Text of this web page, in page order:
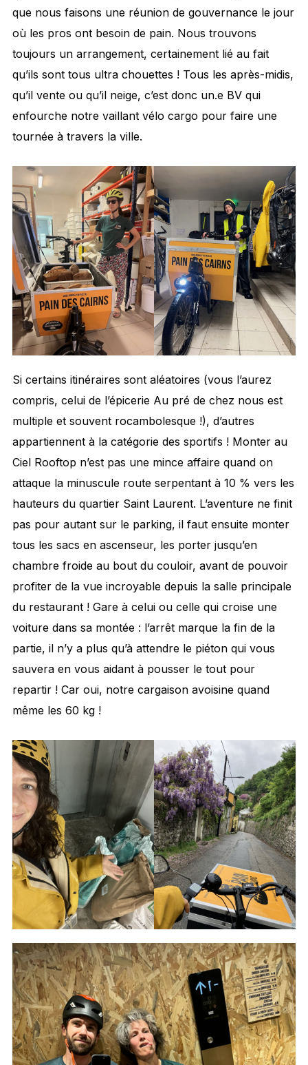
que nous faisons une réunion de gouvernance le jour
où les pros ont besoin de pain. Nous trouvons
toujours un arrangement, certainement lié au fait
qu’ils sont tous ultra chouettes ! Tous les après-midis,
qu’il vente ou qu’il neige, c’est donc un.e BV qui
enfourche notre vaillant vélo cargo pour faire une
tournée à travers la ville.
Si certains itinéraires sont aléatoires (vous l’aurez
compris, celui de l’épicerie Au pré de chez nous est
multiple et souvent rocambolesque !), d’autres
appartiennent à la catégorie des sportifs ! Monter au
Ciel Rooftop n’est pas une mince affaire quand on
attaque la minuscule route serpentant à 10 % vers les
hauteurs du quartier Saint Laurent. L’aventure ne finit
pas pour autant sur le parking, il faut ensuite monter
tous les sacs en ascenseur, les porter jusqu’en
chambre froide au bout du couloir, avant de pouvoir
profiter de la vue incroyable depuis la salle principale
du restaurant ! Gare à celui ou celle qui croise une
voiture dans sa montée : l’arrêt marque la fin de la
partie, il n’y a plus qu’à attendre le piéton qui vous
sauvera en vous aidant à pousser le tout pour
repartir ! Car oui, notre cargaison avoisine quand
même les 60 kg !